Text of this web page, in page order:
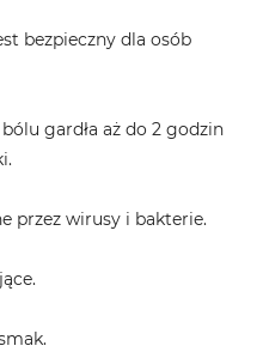
bezpieczny dla osób
gardła aż do 2 godzin
przez wirusy i bakterie.